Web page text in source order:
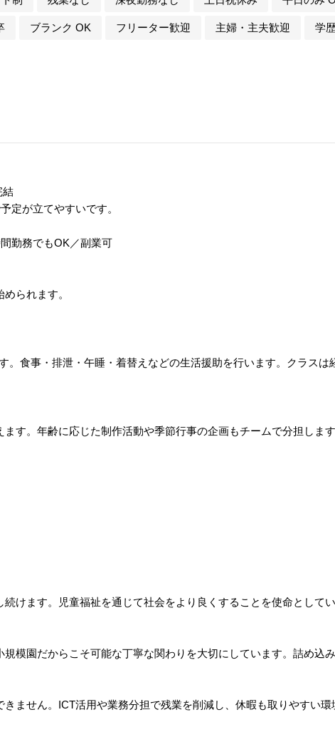
ブランク OK フリーター歓迎 主婦・主夫歓迎 学
結
定が立てやすいです。
勤務でもOK／副業可
られます。
。食事・排泄・午睡・着替えなどの生活援助を行います。クラス
す。年齢に応じた制作活動や季節行事の企画もチームで分担しま
けます。児童福祉を通じて社会をより良くすることを使命としてい
模園だからこそ可能な丁寧な関わりを大切にしています。詰め込
ません。ICT活用や業務分担で残業を削減し、休暇も取りやすい環